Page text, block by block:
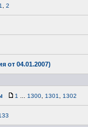
1 2
от 04.01.2007)
1 1300 1301 1302